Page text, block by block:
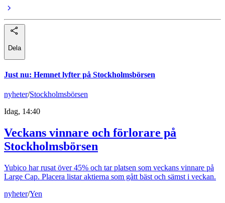
Dela
Just nu: Hemnet lyfter på Stockholmsbörsen
nyheter/Stockholmsbörsen
Idag, 14:40
Veckans vinnare och förlorare på
Stockholmsbörsen
Yubico har rusat över 45% och tar platsen som veckans vinnare på
Large Cap. Placera listar aktierna som gått bäst och sämst i veckan.
nyheter/Yen